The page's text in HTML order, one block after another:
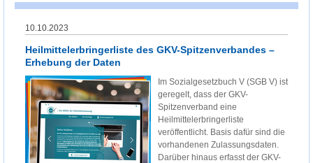
10.10.2023
Heilmittelerbringerliste des GKV-Spitzenverbandes –
Erhebung der Daten
Im Sozialgesetzbuch V (SGB V) ist
geregelt, dass der GKV-
Spitzenverband eine
Heilmittelerbringerliste
veröffentlicht. Basis dafür sind die
vorhandenen Zulassungsdaten.
Darüber hinaus erfasst der GKV-